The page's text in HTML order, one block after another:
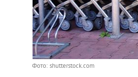
Фото: shutterstock.com